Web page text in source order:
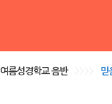
여름성경학교 음반 믿